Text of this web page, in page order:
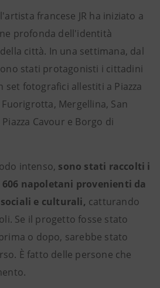
francese JR ha iniziato a
profonda dell'identità
città. In una settimana, dal
stati protagonisti i cittadini
set fotografici allestiti a Piazza
Fuorigrotta, Mergellina, San
Cavour e Borgo di
intenso, sono stati raccolti i
napoletani provenienti da
e culturali, catturando
Se il progetto fosse stato
o dopo, sarebbe stato
È fatto delle persone che